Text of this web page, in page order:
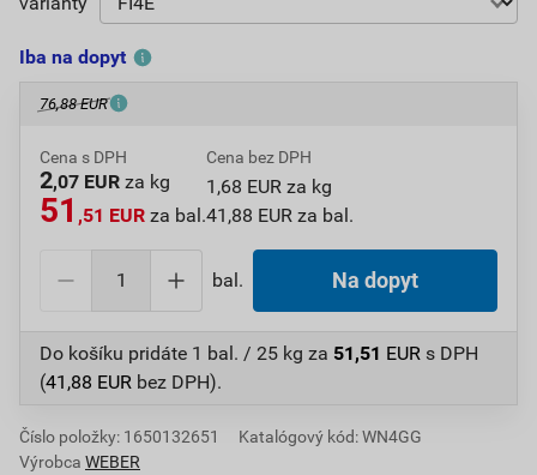
Iba na dopyt
76,88 EUR
Cena s DPH
2,07 EUR za kg
51 ,51 EUR za bal.
Cena bez DPH
1,68 EUR za kg
41,88 EUR za bal.
bal. Na dopyt
Do košíku pridáte 1 bal. / 25 kg za 51,51 EUR s DPH
(41,88 EUR bez DPH).
Číslo položky: 1650132651
Katalógový kód: WN4GG
Výrobca WEBER